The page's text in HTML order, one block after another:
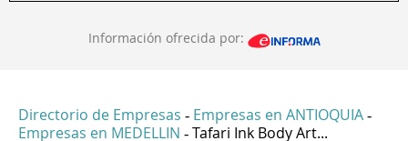
Información ofrecida por:
Directorio de Empresas - Empresas en ANTIOQUIA -
Empresas en MEDELLIN - Tafari Ink Body Art...